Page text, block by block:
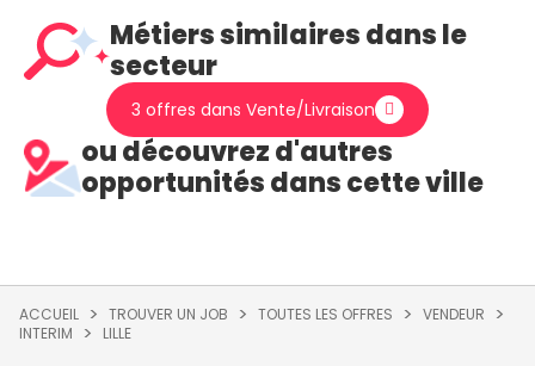
Métiers similaires dans le
secteur
3 offres dans Vente/Livraison
ou découvrez d'autres
opportunités dans cette ville
ACCUEIL TROUVER UN JOB TOUTES LES OFFRES
VENDEUR
INTERIM
LILLE